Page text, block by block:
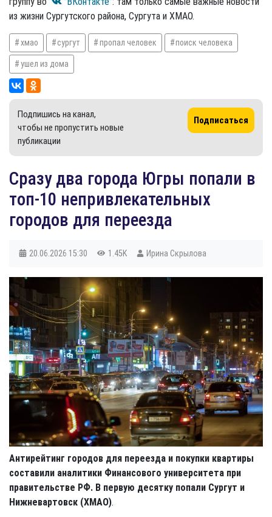
из жизни Сургутского района, Сургута и ХМАО.
хмао сургут пропал человек поиск человека
ушел из дома
Подпишись на канал,
чтобы не пропустить новые
публикации
Подписаться
​Сразу два города Югры попали в
топ-10 непривлекательных
городов для переезда
20.06.2026 15:30 1.45K Ирина Скрылова
Антирейтинг городов для переезда и покупки квартиры
составили аналитики Финансового университета при
правительстве РФ. В первую десятку попали Сургут и
Нижневартовск (ХМАО).